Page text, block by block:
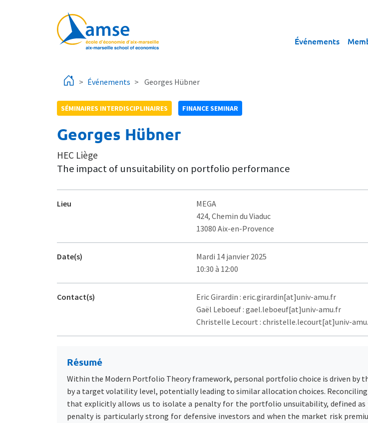
Événements
Événements Georges Hübner
SÉMINAIRES INTERDISCIPLINAIRES FINANCE SEMINAR
Georges Hübner
HEC Liège
The impact of unsuitability on portfolio performance
Lieu
MEGA
424, Chemin du Viaduc
13080 Aix-en-Provence
Date(s)
Mardi 14 janvier 2025
10:30 à 12:00
Contact(s)
Eric Girardin : eric.girardin[at]univ-amu.fr
Gaël Leboeuf : gael.leboeuf[at]univ-amu.fr
Christelle Lecourt : christelle.lecourt[at]univ-
Résumé
Within the Modern Portfolio Theory framework, personal portfolio choice is driven by
by a target volatility level, potentially leading to similar allocation choices.
that explicitly allows us to isolate a penalty for the portfolio unsuitability, defined
penalty is particularly strong for defensive investors and when the market risk